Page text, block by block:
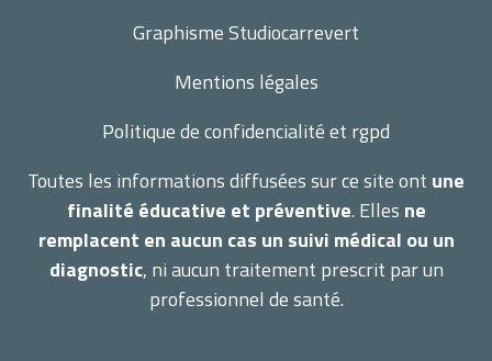
GraphismeStudiocarrevert
Mentions légales
Politique de confidencialité et rgpd
Toutes les informations diffusées sur ce site ont une
finalité éducative et préventive. Elles ne
remplacent en aucun cas un suivi médical ou un
diagnostic, ni aucun traitement prescrit par un
professionnel de santé.